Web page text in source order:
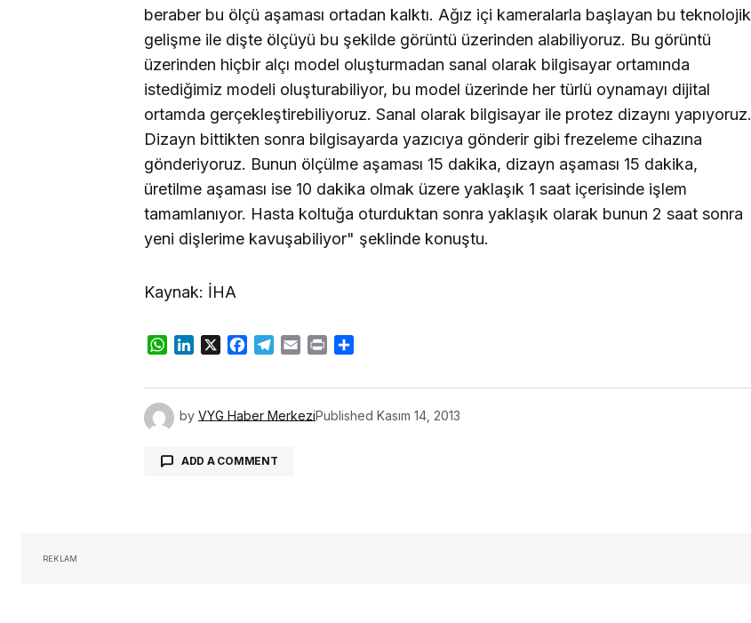
beraber bu ölçü aşaması ortadan kalktı. Ağız içi kameralarla başlayan bu teknolojik
gelişme ile dişte ölçüyü bu şekilde görüntü üzerinden alabiliyoruz. Bu görüntü
üzerinden hiçbir alçı model oluşturmadan sanal olarak bilgisayar ortamında
istediğimiz modeli oluşturabiliyor, bu model üzerinde her türlü oynamayı dijital
ortamda gerçekleştirebiliyoruz. Sanal olarak bilgisayar ile protez dizaynı yapıyoruz.
Dizayn bittikten sonra bilgisayarda yazıcıya gönderir gibi frezeleme cihazına
gönderiyoruz. Bunun ölçülme aşaması 15 dakika, dizayn aşaması 15 dakika,
üretilme aşaması ise 10 dakika olmak üzere yaklaşık 1 saat içerisinde işlem
tamamlanıyor. Hasta koltuğa oturduktan sonra yaklaşık olarak bunun 2 saat sonra
yeni dişlerime kavuşabiliyor" şeklinde konuştu.
Kaynak: İHA
WhatsApp
LinkedIn
X Facebook
Telegram
Email Print
by VYG Haber MerkeziPublished Kasım 14, 2013
ADD A COMMENT
REKLAM